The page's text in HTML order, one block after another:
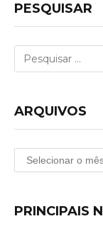
PESQUISAR
ARQUIVOS
Arquivos
PRINCIPAIS